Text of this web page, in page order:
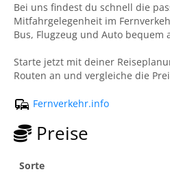
Bei uns findest du schnell die
Mitfahrgelegenheit im
Bus, Flugzeug und Auto bequem
Starte jetzt mit deiner
Routen an und vergleiche die
Fernverkehr.info
Preise
Sorte